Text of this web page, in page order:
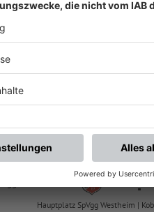
Abgesetzt
-:-
Hauptplatz SpVgg Westheim |